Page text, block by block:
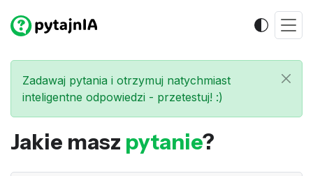
Zadawaj pytania i otrzymuj natychmiast
inteligentne odpowiedzi - przetestuj! :)
Jakie masz pytanie?